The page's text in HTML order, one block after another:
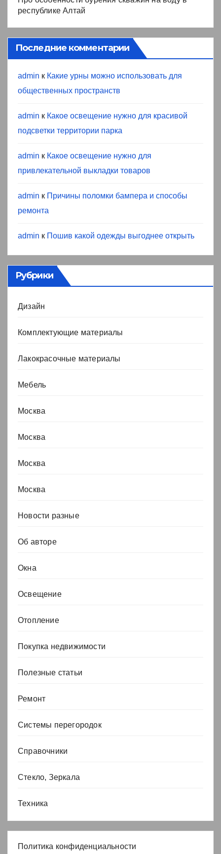
республике Алтай
Последние комментарии
admin к Какие урны можно использовать для
общественных пространств
admin к Какое освещение нужно для красивой
подсветки территории парка
admin к Какое освещение нужно для
привлекательной выкладки товаров
admin к Причины поломки бампера и способы
ремонта
admin к Пошив какой одежды выгоднее открыть
Рубрики
Дизайн
Комплектующие материалы
Лакокрасочные материалы
Мебель
Москва
Москва
Москва
Москва
Новости разные
Об авторе
Окна
Освещение
Отопление
Покупка недвижимости
Полезные статьи
Ремонт
Системы перегородок
Справочники
Стекло, Зеркала
Техника
Политика конфиденциальности